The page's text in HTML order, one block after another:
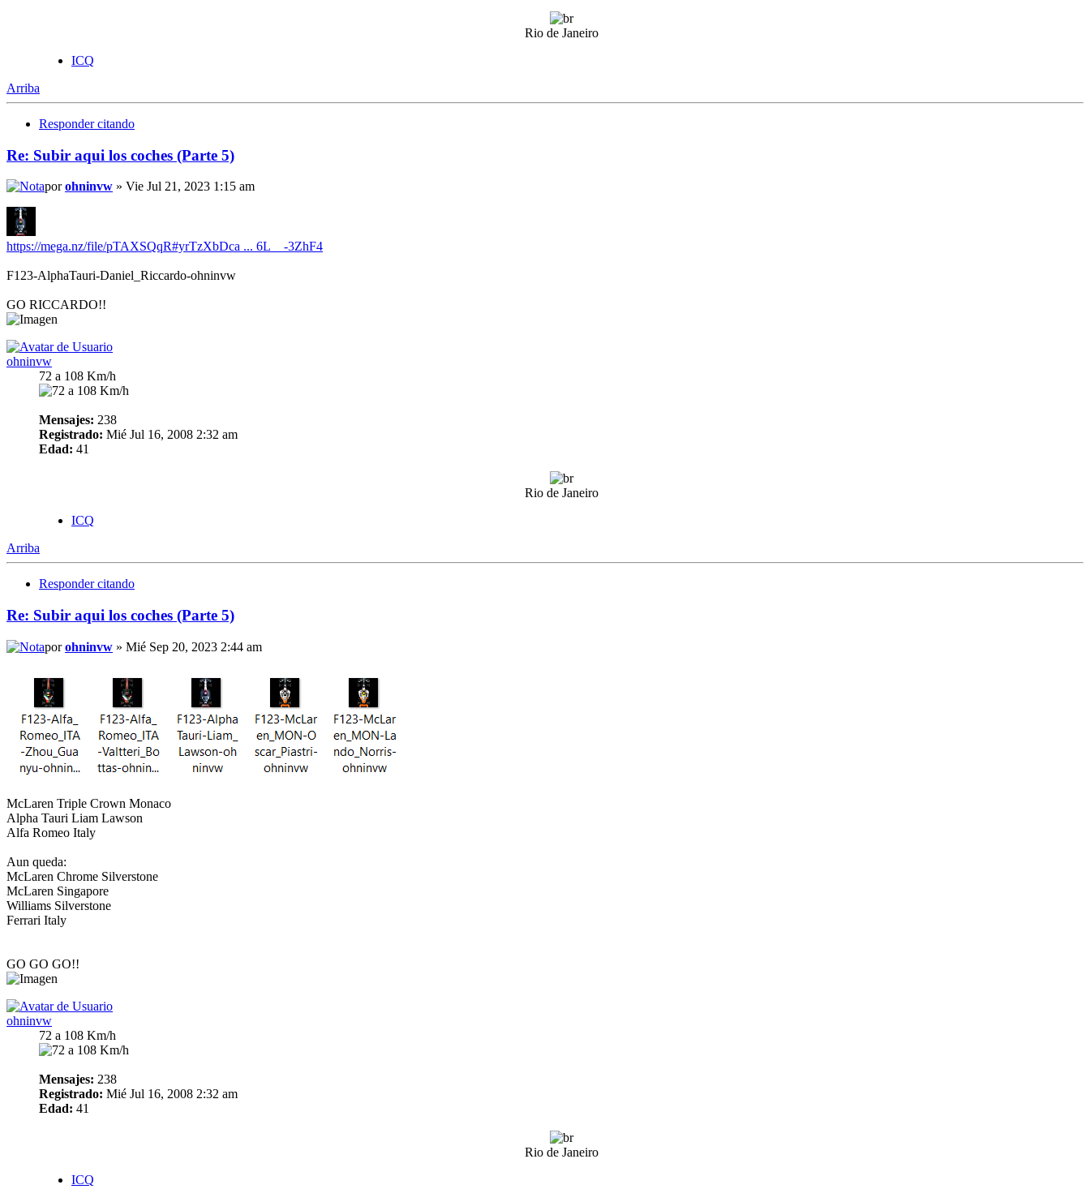
Rio de Janeiro
ICQ
Arriba
Responder citando
Re: Subir aqui los coches (Parte 5)
porohninvw » Vie Jul 21, 2023 1:15 am
https://mega.nz/file/pTAXSQqR#yrTzXbDca ... 6L__-3ZhF4
F123-AlphaTauri-Daniel_Riccardo-ohninvw
GO RICCARDO!!
ohninvw
72 a 108 Km/h
Mensajes: 238
Registrado: Mié Jul 16, 2008 2:32 am
Edad: 41
Rio de Janeiro
ICQ
Arriba
Responder citando
Re: Subir aqui los coches (Parte 5)
porohninvw » Mié Sep 20, 2023 2:44 am
McLaren Triple Crown Monaco
Alpha Tauri Liam Lawson
Alfa Romeo Italy
Aun queda:
McLaren Chrome Silverstone
McLaren Singapore
Williams Silverstone
Ferrari Italy
GO GO GO!!
ohninvw
72 a 108 Km/h
Mensajes: 238
Registrado: Mié Jul 16, 2008 2:32 am
Edad: 41
Rio de Janeiro
ICQ